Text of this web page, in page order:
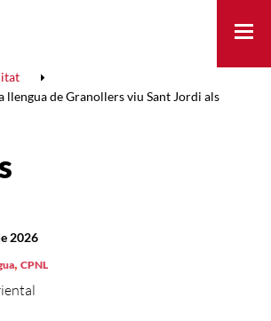
llengua de Granollers viu Sant Jordi als
2026
, CPNL